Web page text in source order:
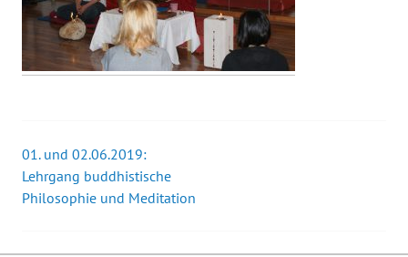
Beitrags-
Navigation
01. und 02.06.2019:
Lehrgang buddhistische
Philosophie und Meditation